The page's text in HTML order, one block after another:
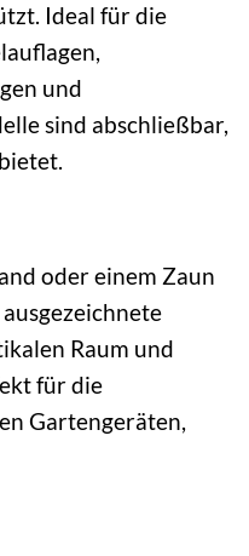
Ideal für die
und
sind abschließbar,
oder einem Zaun
Raum und
für die
Gartengeräten,